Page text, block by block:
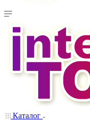
Каталог